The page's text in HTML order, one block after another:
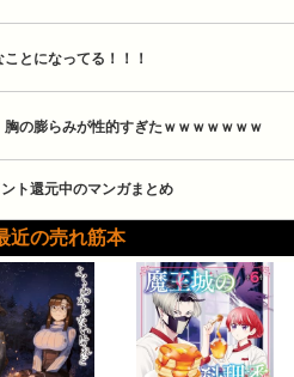
とになってる！！！
胸の膨らみが性的すぎたｗｗｗｗｗｗｗ
ト還元中のマンガまとめ
近の売れ筋本